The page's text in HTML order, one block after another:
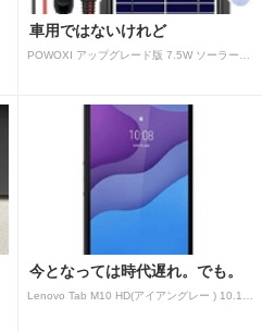
車用ではないけれど
POWOXI アップグレード版 7.5W ソーラーバッテリートリクルチャージャーメンテナー 12V ポータブル防水ソーラーパネル トリクル充電キット 車、自動車、オートバイ、ボート、マリン、RV、トレーラー、スノーモービルなど用
今となっては時代遅れ。でも。
Lenovo Tab M10 HD(アイアングレー ) 10.1型 2GB/32GB/WiFi ZA